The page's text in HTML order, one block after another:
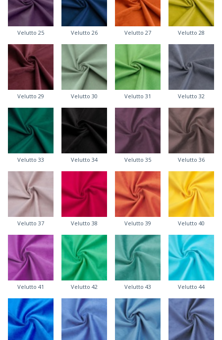
Velutto 25 Velutto 26 Velutto 27 Velutto 28
Velutto 29 Velutto 30 Velutto 31 Velutto 32
Velutto 33 Velutto 34 Velutto 35 Velutto 36
Velutto 37 Velutto 38 Velutto 39 Velutto 40
Velutto 41 Velutto 42 Velutto 43 Velutto 44